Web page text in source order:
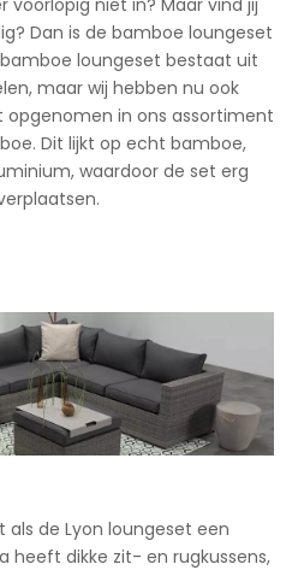
Dan is de bamboe loungeset
loungeset bestaat uit
maar wij hebben nu ook
opgenomen in ons assortiment
Dit lijkt op echt bamboe,
waardoor de set erg
als de Lyon loungeset een
heeft dikke zit- en rugkussens,